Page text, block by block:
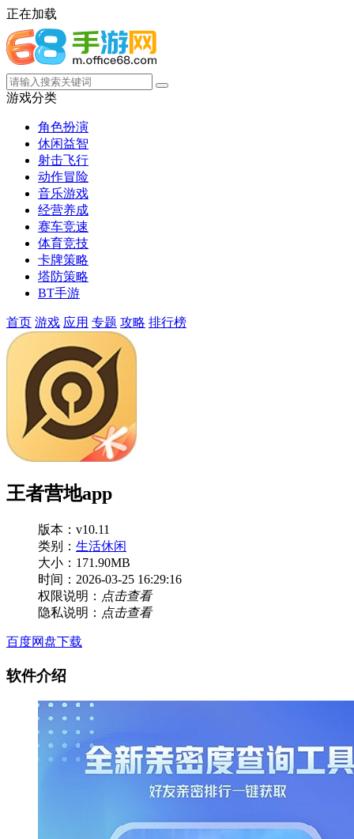
正在加载
游戏分类
角色扮演
休闲益智
射击飞行
动作冒险
音乐游戏
经营养成
赛车竞速
体育竞技
卡牌策略
塔防策略
BT手游
首页 游戏 应用 专题 攻略 排行榜
王者营地app
版本：v10.11
类别： 生活休闲
大小：171.90MB
时间：2026-03-25 16:29:16
权限说明： 点击查看
隐私说明： 点击查看
百度网盘下载
软件介绍